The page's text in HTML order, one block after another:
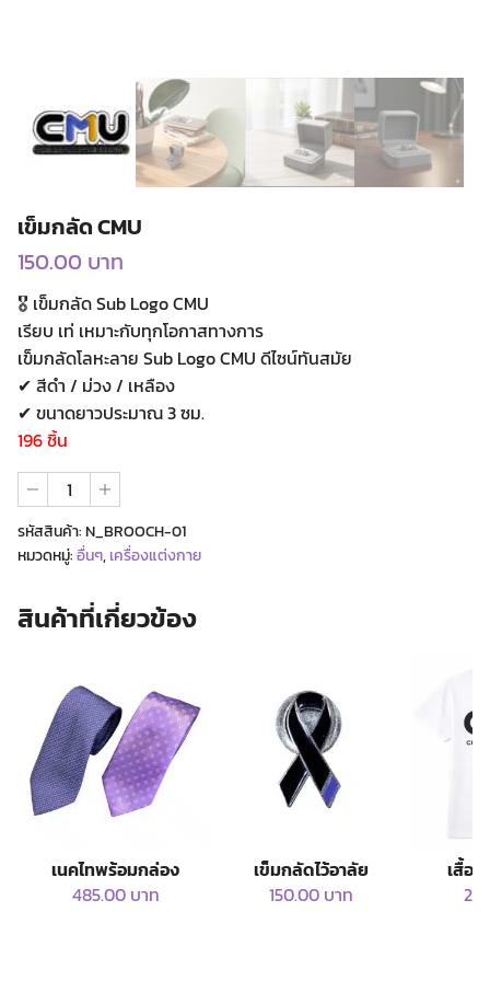
เข็มกลัด CMU
150.00 บาท
🎖️ เข็มกลัด Sub Logo CMU
เรียบ เท่ เหมาะกับทุกโอกาสทางการ
เข็มกลัดโลหะลาย Sub Logo CMU ดีไซน์ทันสมัย
✔ สีดำ / ม่วง / เหลือง
✔ ขนาดยาวประมาณ 3 ซม.
196 ชิ้น
จำนวน
เข็ม
กลัด
CMU
ชิ้น
รหัสสินค้า:N_BROOCH-01
หมวดหมู่:อื่นๆ,เครื่องแต่งกาย
สินค้าที่เกี่ยวข้อง
เนคไทพร้อมกล่อง
485.00 บาท
เข็มกลัดไว้อาลัย
150.00 บาท
เสื้อ